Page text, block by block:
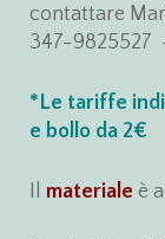
contattare
347-9825527
*Le tariffe
e bollo da 2€
Il materiale è